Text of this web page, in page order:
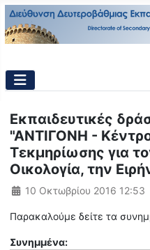
Εκπαιδευτικές
"ΑΝΤΙΓΟΝΗ -
Τεκμηρίωσης για
Οικολογία, την
Λεπτομέρειες
10 Οκτωβρίου 2016 12:53
Παρακαλούμε δείτε τα
Συνημμένα: